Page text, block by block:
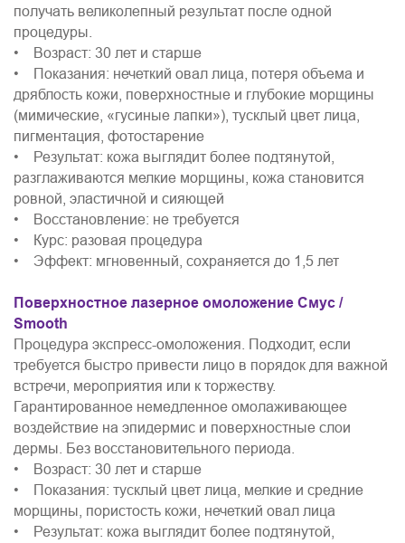
получать великолепный результат после одной
процедуры.
• Возраст: 30 лет и старше
• Показания: нечеткий овал лица, потеря объема и
дряблость кожи, поверхностные и глубокие морщины
(мимические, «гусиные лапки»), тусклый цвет лица,
пигментация, фотостарение
• Результат: кожа выглядит более подтянутой,
разглаживаются мелкие морщины, кожа становится
ровной, эластичной и сияющей
• Восстановление: не требуется
• Курс: разовая процедура
• Эффект: мгновенный, сохраняется до 1,5 лет
Поверхностное лазерное омоложение Смус /
Smooth
Процедура экспресс-омоложения. Подходит, если
требуется быстро привести лицо в порядок для важной
встречи, мероприятия или к торжеству.
Гарантированное немедленное омолаживающее
воздействие на эпидермис и поверхностные слои
дермы. Без восстановительного периода.
• Возраст: 30 лет и старше
• Показания: тусклый цвет лица, мелкие и средние
морщины, пористость кожи, нечеткий овал лица
• Результат: кожа выглядит более подтянутой,